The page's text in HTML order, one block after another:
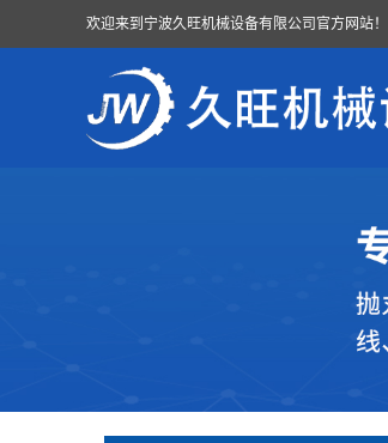
欢迎来到宁波久旺机械设备有限公司官方网站！